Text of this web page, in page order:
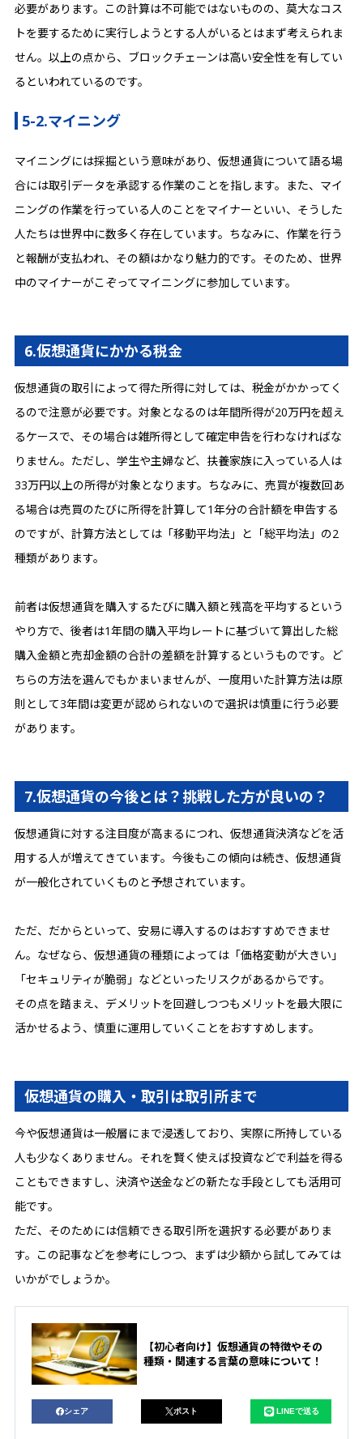
必要があります。この計算は不可能ではないものの、莫大なコス
トを要するために実行しようとする人がいるとはまず考えられま
せん。以上の点から、ブロックチェーンは高い安全性を有してい
るといわれているのです。
5-2.マイニング
マイニングには採掘という意味があり、仮想通貨について語る場
合には取引データを承認する作業のことを指します。また、マイ
ニングの作業を行っている人のことをマイナーといい、そうした
人たちは世界中に数多く存在しています。ちなみに、作業を行う
と報酬が支払われ、その額はかなり魅力的です。そのため、世界
中のマイナーがこぞってマイニングに参加しています。
6.仮想通貨にかかる税金
仮想通貨の取引によって得た所得に対しては、税金がかかってく
るので注意が必要です。対象となるのは年間所得が20万円を超え
るケースで、その場合は雑所得として確定申告を行わなければな
りません。ただし、学生や主婦など、扶養家族に入っている人は
33万円以上の所得が対象となります。ちなみに、売買が複数回あ
る場合は売買のたびに所得を計算して1年分の合計額を申告する
のですが、計算方法としては「移動平均法」と「総平均法」の2
種類があります。
前者は仮想通貨を購入するたびに購入額と残高を平均するという
やり方で、後者は1年間の購入平均レートに基づいて算出した総
購入金額と売却金額の合計の差額を計算するというものです。ど
ちらの方法を選んでもかまいませんが、一度用いた計算方法は原
則として3年間は変更が認められないので選択は慎重に行う必要
があります。
7.仮想通貨の今後とは？挑戦した方が良いの？
仮想通貨に対する注目度が高まるにつれ、仮想通貨決済などを活
用する人が増えてきています。今後もこの傾向は続き、仮想通貨
が一般化されていくものと予想されています。
ただ、だからといって、安易に導入するのはおすすめできませ
ん。なぜなら、仮想通貨の種類によっては「価格変動が大きい」
「セキュリティが脆弱」などといったリスクがあるからです。
その点を踏まえ、デメリットを回避しつつもメリットを最大限に
活かせるよう、慎重に運用していくことをおすすめします。
仮想通貨の購入・取引は取引所まで
今や仮想通貨は一般層にまで浸透しており、実際に所持している
人も少なくありません。それを賢く使えば投資などで利益を得る
こともできますし、決済や送金などの新たな手段としても活用可
能です。
ただ、そのためには信頼できる取引所を選択する必要がありま
す。この記事などを参考にしつつ、まずは少額から試してみては
いかがでしょうか。
【初心者向け】仮想通貨の特徴やその
種類・関連する言葉の意味について！
シェア ポスト LINEで送る